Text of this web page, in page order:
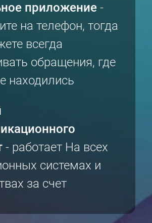
приложение-
на телефон, тогда
всегда
обращения, где
находились
- работает На всех
системах и
за счет